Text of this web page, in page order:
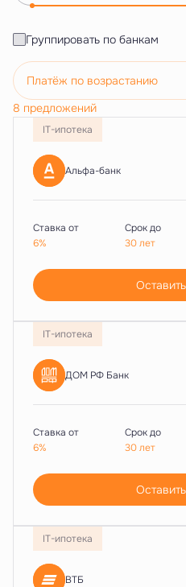
Группировать по банкам
Платёж по возрастанию
8 предложений
IT-ипотека
Альфа-банк
Ставка от
6%
Срок до
30 лет
IT-ипотека
ДОМ РФ Банк
Ставка от
6%
Срок до
30 лет
IT-ипотека
ВТБ